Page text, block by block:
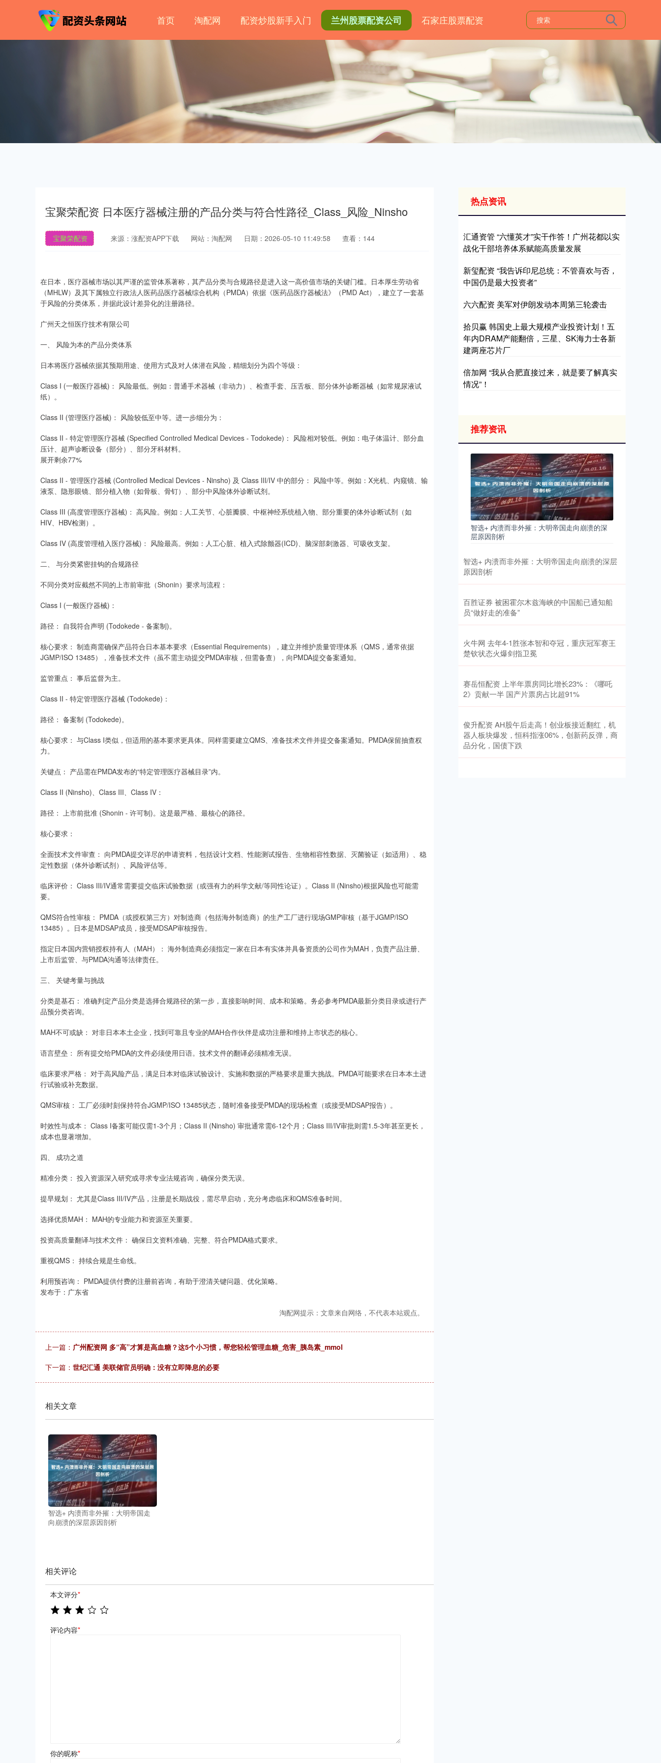
首页 淘配网 配资炒股新手入门 兰州股票配资公司 石家庄股票配资
宝聚荣配资 日本医疗器械注册的产品分类与符合性路径_Class_风险_Ninsho
宝聚荣配资 来源：涨配资APP下载 网站：淘配网 日期：2026-05-10 11:49:58 查看：144
在日本，医疗器械市场以其严谨的监管体系著称，其产品分类与合规路径是进入这一高价值市场的关键门槛。日本厚生劳动省
（MHLW）及其下属独立行政法人医药品医疗器械综合机构（PMDA）依据《医药品医疗器械法》（PMD Act），建立了一套基
于风险的分类体系，并据此设计差异化的注册路径。
广州天之恒医疗技术有限公司
一、 风险为本的产品分类体系
日本将医疗器械依据其预期用途、使用方式及对人体潜在风险，精细划分为四个等级：
Class I (一般医疗器械)： 风险最低。例如：普通手术器械（非动力）、检查手套、压舌板、部分体外诊断器械（如常规尿液试
纸）。
Class II (管理医疗器械)： 风险较低至中等。进一步细分为：
Class II - 特定管理医疗器械 (Specified Controlled Medical Devices - Todokede)： 风险相对较低。例如：电子体温计、部分血
压计、超声诊断设备（部分）、部分牙科材料。
展开剩余77%
Class II - 管理医疗器械 (Controlled Medical Devices - Ninsho) 及 Class III/IV 中的部分： 风险中等。例如：X光机、内窥镜、输
液泵、隐形眼镜、部分植入物（如骨板、骨钉）、部分中风险体外诊断试剂。
Class III (高度管理医疗器械)： 高风险。例如：人工关节、心脏瓣膜、中枢神经系统植入物、部分重要的体外诊断试剂（如
HIV、HBV检测）。
Class IV (高度管理植入医疗器械)： 风险最高。例如：人工心脏、植入式除颤器(ICD)、脑深部刺激器、可吸收支架。
二、 与分类紧密挂钩的合规路径
不同分类对应截然不同的上市前审批（Shonin）要求与流程：
Class I (一般医疗器械)：
路径： 自我符合声明 (Todokede - 备案制)。
核心要求： 制造商需确保产品符合日本基本要求（Essential Requirements），建立并维护质量管理体系（QMS，通常依据
JGMP/ISO 13485），准备技术文件（虽不需主动提交PMDA审核，但需备查），向PMDA提交备案通知。
监管重点： 事后监督为主。
Class II - 特定管理医疗器械 (Todokede)：
路径： 备案制 (Todokede)。
核心要求： 与Class I类似，但适用的基本要求更具体。同样需要建立QMS、准备技术文件并提交备案通知。PMDA保留抽查权
力。
关键点： 产品需在PMDA发布的“特定管理医疗器械目录”内。
Class II (Ninsho)、Class III、Class IV：
路径： 上市前批准 (Shonin - 许可制)。这是最严格、最核心的路径。
核心要求：
全面技术文件审查： 向PMDA提交详尽的申请资料，包括设计文档、性能测试报告、生物相容性数据、灭菌验证（如适用）、稳
定性数据（体外诊断试剂）、风险评估等。
临床评价： Class III/IV通常需要提交临床试验数据（或强有力的科学文献/等同性论证）。Class II (Ninsho)根据风险也可能需
要。
QMS符合性审核： PMDA（或授权第三方）对制造商（包括海外制造商）的生产工厂进行现场GMP审核（基于JGMP/ISO
13485）。日本是MDSAP成员，接受MDSAP审核报告。
指定日本国内营销授权持有人（MAH）： 海外制造商必须指定一家在日本有实体并具备资质的公司作为MAH，负责产品注册、
上市后监管、与PMDA沟通等法律责任。
三、 关键考量与挑战
分类是基石： 准确判定产品分类是选择合规路径的第一步，直接影响时间、成本和策略。务必参考PMDA最新分类目录或进行产
品预分类咨询。
MAH不可或缺： 对非日本本土企业，找到可靠且专业的MAH合作伙伴是成功注册和维持上市状态的核心。
语言壁垒： 所有提交给PMDA的文件必须使用日语。技术文件的翻译必须精准无误。
临床要求严格： 对于高风险产品，满足日本对临床试验设计、实施和数据的严格要求是重大挑战。PMDA可能要求在日本本土进
行试验或补充数据。
QMS审核： 工厂必须时刻保持符合JGMP/ISO 13485状态，随时准备接受PMDA的现场检查（或接受MDSAP报告）。
时效性与成本： Class I备案可能仅需1-3个月；Class II (Ninsho) 审批通常需6-12个月；Class III/IV审批则需1.5-3年甚至更长，
成本也显著增加。
四、 成功之道
精准分类： 投入资源深入研究或寻求专业法规咨询，确保分类无误。
提早规划： 尤其是Class III/IV产品，注册是长期战役，需尽早启动，充分考虑临床和QMS准备时间。
选择优质MAH： MAH的专业能力和资源至关重要。
投资高质量翻译与技术文件： 确保日文资料准确、完整、符合PMDA格式要求。
重视QMS： 持续合规是生命线。
利用预咨询： PMDA提供付费的注册前咨询，有助于澄清关键问题、优化策略。
发布于：广东省
淘配网提示：文章来自网络，不代表本站观点。
上一篇： 广州配资网 多“高”才算是高血糖？这5个小习惯，帮您轻松管理血糖_危害_胰岛素_mmol
下一篇： 世纪汇通 美联储官员明确：没有立即降息的必要
相关文章
智选+ 内溃而非外摧：大明帝国走
向崩溃的深层原因剖析
相关评论
本文评分*
评论内容*
你的昵称*
热点资讯
汇通资管 “六懂英才”实干作答！广州花都以实
战化干部培养体系赋能高质量发展
新玺配资 “我告诉印尼总统：不管喜欢与否，
中国仍是最大投资者”
六六配资 美军对伊朗发动本周第三轮袭击
拾贝赢 韩国史上最大规模产业投资计划！五
年内DRAM产能翻倍，三星、SK海力士各新
建两座芯片厂
倍加网 “我从合肥直接过来，就是要了解真实
情况”！
推荐资讯
智选+ 内溃而非外摧：大明帝国走向崩溃的深
层原因剖析
智选+ 内溃而非外摧：大明帝国走向崩溃的深层
原因剖析
百胜证券 被困霍尔木兹海峡的中国船已通知船
员“做好走的准备”
火牛网 去年4-1胜张本智和夺冠，重庆冠军赛王
楚钦状态火爆剑指卫冕
赛岳恒配资 上半年票房同比增长23%：《哪吒
2》贡献一半 国产片票房占比超91%
俊升配资 AH股午后走高！创业板接近翻红，机
器人板块爆发，恒科指涨06%，创新药反弹，商
品分化，国债下跌